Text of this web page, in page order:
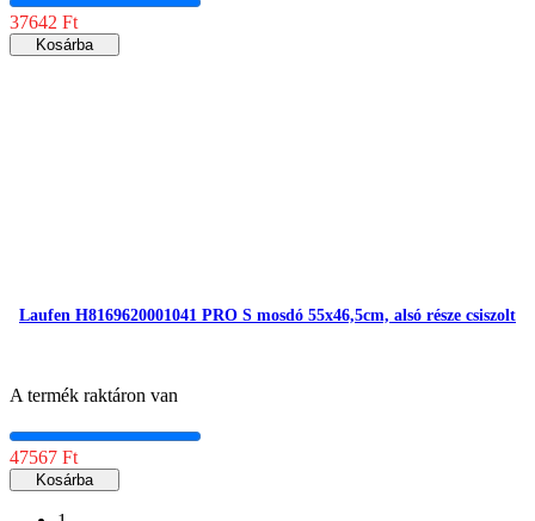
37642 Ft
Kosárba
Laufen H8169620001041 PRO S mosdó 55x46,5cm, alsó része csiszolt
A termék raktáron van
47567 Ft
Kosárba